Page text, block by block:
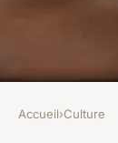
Accueil›Culture